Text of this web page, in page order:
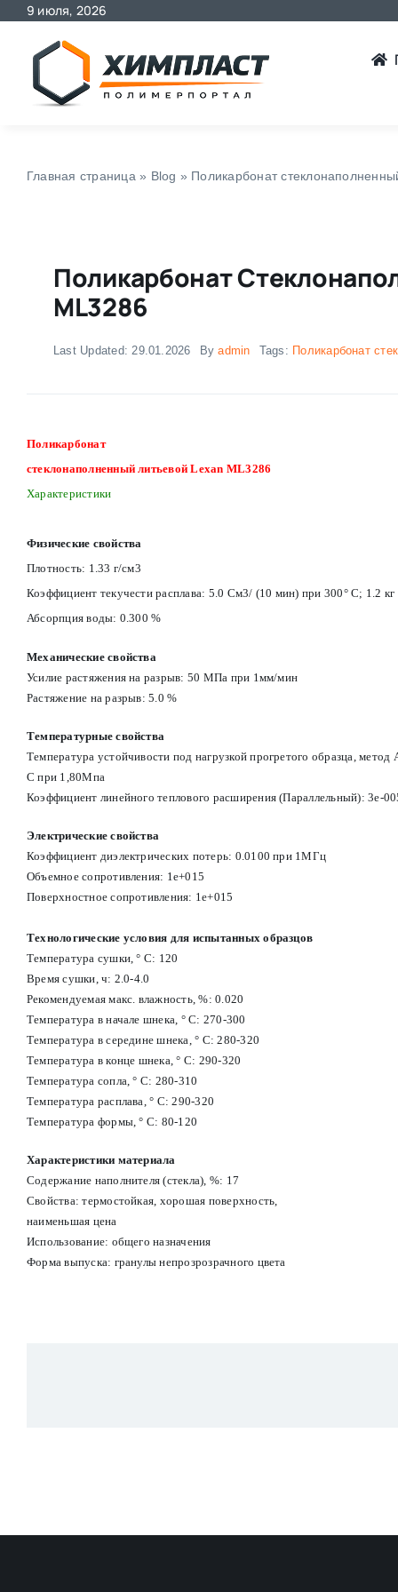
Skip
content
9 июля, 2026
Главная страница » Blog » Поликарбонат
Поликарбонат
ML3286
Last Updated: 29.01.2026 Byadmin Tags: Поликарбонат
Поликарбонат
стеклонаполненный литьевой Lexan ML3286
Характеристики
Физические свойства
Плотность: 1.33 г/см3
Коэффициент текучести расплава: 5.0 См3/ (10 мин) при 300° С; 1.2 кг
Абсорпция воды: 0.300 %
Механические свойства
Усилие растяжения на разрыв: 50 МПа при 1мм/мин
Растяжение на разрыв: 5.0 %
Температурные свойства
Температура устойчивости под нагрузкой прогретого образца, метод
С при 1,80Мпа
Коэффициент линейного теплового расширения (Параллельный): 3e-
Электрические свойства
Коэффициент диэлектрических потерь: 0.0100 при 1МГц
Объемное сопротивления: 1e+015
Поверхностное сопротивления: 1e+015
Технологические условия для испытанных образцов
Температура сушки, ° С: 120
Время сушки, ч: 2.0-4.0
Рекомендуемая макс. влажность, %: 0.020
Температура в начале шнека, ° С: 270-300
Температура в середине шнека, ° С: 280-320
Температура в конце шнека, ° С: 290-320
Температура сопла, ° С: 280-310
Температура расплава, ° С: 290-320
Температура формы, ° С: 80-120
Характеристики материала
Содержание наполнителя (стекла), %: 17
Свойства:термостойкая, хорошая поверхность,
наименьшая цена
Использование: общего назначения
Форма выпуска: гранулы непрозрозрачного цвета